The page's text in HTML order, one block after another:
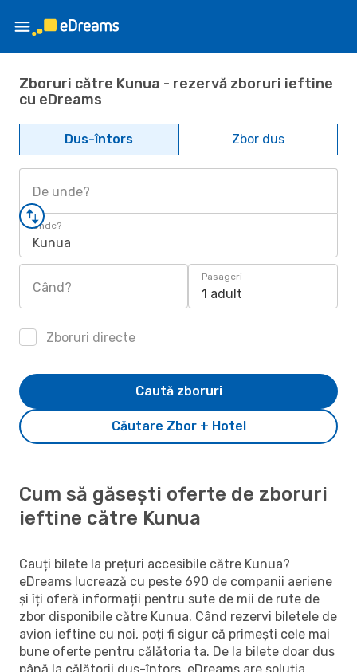
Zboruri către Kunua - rezervă zboruri ieftine
cu eDreams
Dus-întors Zbor dus
De unde?
Unde?
Kunua
Când?
Pasageri
1 adult
Zboruri directe
Căutare Zbor + Hotel
Caută zboruri
Cum să găsești oferte de zboruri
ieftine către Kunua
Cauți bilete la prețuri accesibile către Kunua?
eDreams lucrează cu peste 690 de companii aeriene
și îți oferă informații pentru sute de mii de rute de
zbor disponibile către Kunua. Când rezervi biletele de
avion ieftine cu noi, poți fi sigur că primești cele mai
bune oferte pentru călătoria ta. De la bilete doar dus